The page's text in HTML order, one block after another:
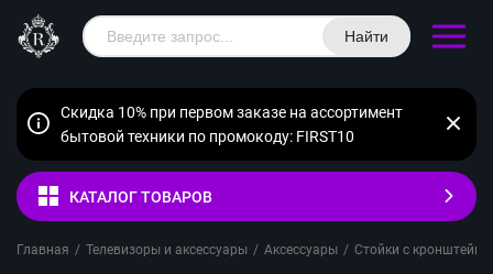
Найти
Скидка 10% при первом заказе на ассортимент
бытовой техники по промокоду: FIRST10
КАТАЛОГ ТОВАРОВ
Главная / Телевизоры и аксессуары / Аксессуары / Стойки с